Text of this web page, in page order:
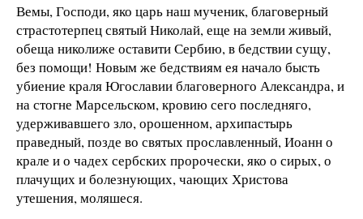
Вемы, Господи, яко царь наш мученик, благоверный
страстотерпец святый Николай, еще на земли живый,
обеща николиже оставити Сербию, в бедствии сущу,
без помощи! Новым же бедствиям ея начало бысть
убиение краля Югославии благоверного Александра, и
на стогне Марсельском, кровию сего последняго,
удерживавшего зло, орошенном, архипастырь
праведный, позде во святых прославленный, Иоанн о
крале и о чадех сербских пророчески, яко о сирых, о
плачущих и болезнующих, чающих Христова
утешения, моляшеся.